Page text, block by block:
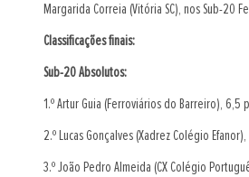
Margarida Correia (Vitória SC), nos Sub-20
Classificações finais:
Sub-20 Absolutos:
1.º Artur Guia (Ferroviários do Barreiro), 6,5
2.º Lucas Gonçalves (Xadrez Colégio Efanor),
3.º João Pedro Almeida (CX Colégio